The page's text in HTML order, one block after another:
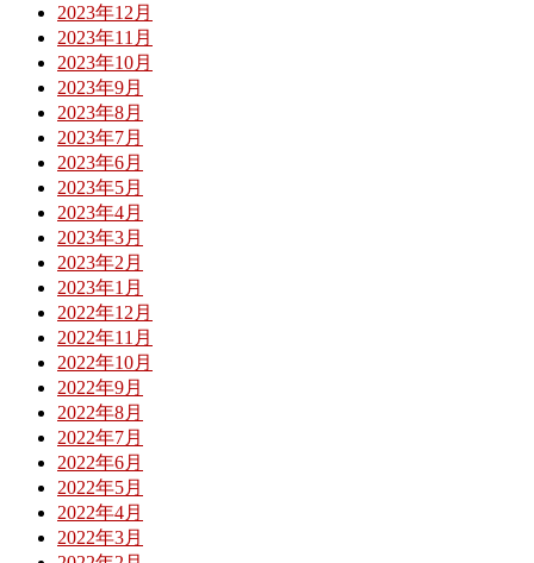
2023年12月
2023年11月
2023年10月
2023年9月
2023年8月
2023年7月
2023年6月
2023年5月
2023年4月
2023年3月
2023年2月
2023年1月
2022年12月
2022年11月
2022年10月
2022年9月
2022年8月
2022年7月
2022年6月
2022年5月
2022年4月
2022年3月